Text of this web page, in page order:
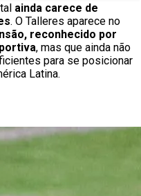
ainda carece de
. O Talleres aparece no
reconhecido por
, mas que ainda não
para se posicionar
Latina.